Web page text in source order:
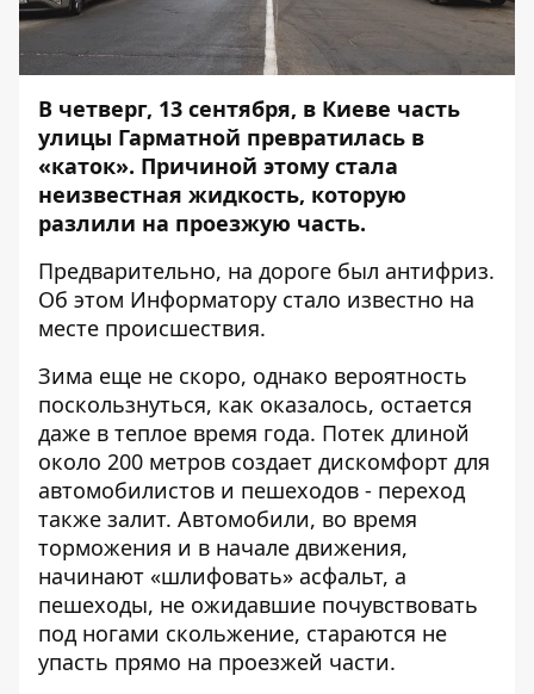
В четверг, 13 сентября, в Киеве часть
улицы Гарматной превратилась в
«каток». Причиной этому стала
неизвестная жидкость, которую
разлили на проезжую часть.
Предварительно, на дороге был антифриз.
Об этом Информатору стало известно на
месте происшествия.
Зима еще не скоро, однако вероятность
поскользнуться, как оказалось, остается
даже в теплое время года. Потек длиной
около 200 метров создает дискомфорт для
автомобилистов и пешеходов - переход
также залит. Автомобили, во время
торможения и в начале движения,
начинают «шлифовать» асфальт, а
пешеходы, не ожидавшие почувствовать
под ногами скольжение, стараются не
упасть прямо на проезжей части.